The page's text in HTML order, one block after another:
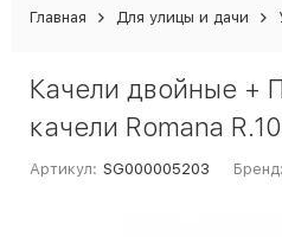
Главная Для улицы и дачи
Качели двойные
качели Romana
Артикул: SG000005203 Бренд: